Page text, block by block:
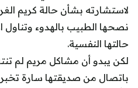
لاستشارته بشأن حالة كريم
نصحها الطبيب بالهدوء وتناول
حالتها النفسية.
لكن يبدو أن مشاكل مريم لم
باتصال من صديقتها سارة